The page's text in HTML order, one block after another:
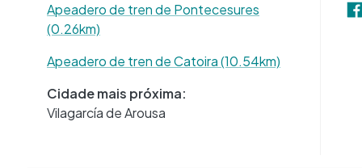
Apeadero de tren de Pontecesures
(0.26km)
Apeadero de tren de Catoira (10.54km)
Cidade mais próxima:
Vilagarcía de Arousa